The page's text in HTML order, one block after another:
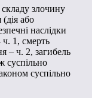
злочину
або
наслідки
ч. 1, смерть
– ч. 2, загибель
суспільно
суспільно